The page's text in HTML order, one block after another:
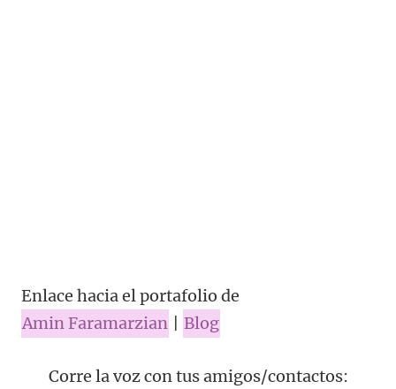
Enlace hacia el portafolio de
Amin Faramarzian
Blog
Corre la voz con tus amigos/contactos: